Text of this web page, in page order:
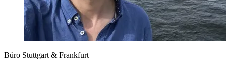
Büro Stuttgart & Frankfurt